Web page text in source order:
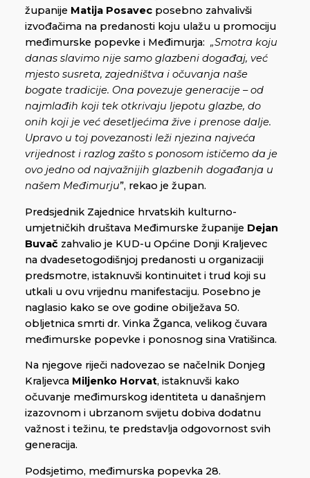
županije Matija Posavec posebno zahvalivši
izvođačima na predanosti koju ulažu u promociju
međimurske popevke i Međimurja: „Smotra koju
danas slavimo nije samo glazbeni događaj, već
mjesto susreta, zajedništva i očuvanja naše
bogate tradicije. Ona povezuje generacije – od
najmlađih koji tek otkrivaju ljepotu glazbe, do
onih koji je već desetljećima žive i prenose dalje.
Upravo u toj povezanosti leži njezina najveća
vrijednost i razlog zašto s ponosom ističemo da je
ovo jedno od najvažnijih glazbenih događanja u
našem Međimurju”, rekao je župan.
Predsjednik Zajednice hrvatskih kulturno-
umjetničkih društava Međimurske županije Dejan
Buvač zahvalio je KUD-u Općine Donji Kraljevec
na dvadesetogodišnjoj predanosti u organizaciji
predsmotre, istaknuvši kontinuitet i trud koji su
utkali u ovu vrijednu manifestaciju. Posebno je
naglasio kako se ove godine obilježava 50.
obljetnica smrti dr. Vinka Žganca, velikog čuvara
međimurske popevke i ponosnog sina Vratišinca.
Na njegove riječi nadovezao se načelnik Donjeg
Kraljevca Miljenko Horvat, istaknuvši kako
očuvanje međimurskog identiteta u današnjem
izazovnom i ubrzanom svijetu dobiva dodatnu
važnost i težinu, te predstavlja odgovornost svih
generacija.
Podsjetimo, međimurska popevka 28.